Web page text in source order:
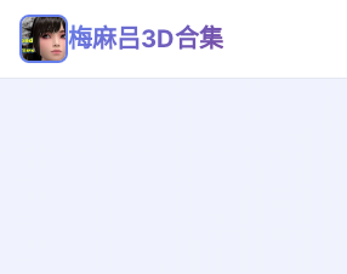
梅麻吕3D合集